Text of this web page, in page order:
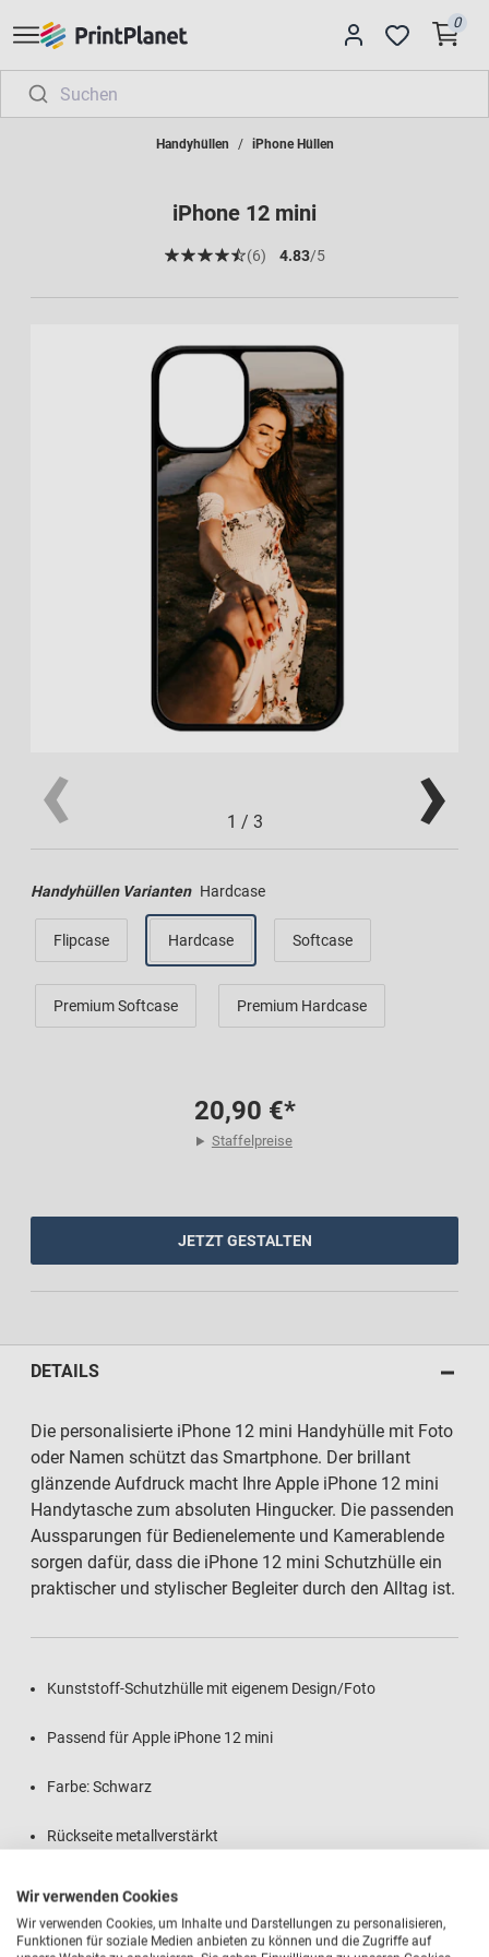
0
Handyhüllen iPhone Hüllen
iPhone 12 mini
(6) 4.83/5
1 / 3
Handyhüllen Varianten Hardcase
Flipcase Hardcase Softcase
Premium Softcase Premium Hardcase
20,90 €*
Staffelpreise
JETZT GESTALTEN
DETAILS
Die personalisierte iPhone 12 mini Handyhülle mit Foto
oder Namen schützt das Smartphone. Der brillant
glänzende Aufdruck macht Ihre Apple iPhone 12 mini
Handytasche zum absoluten Hingucker. Die passenden
Aussparungen für Bedienelemente und Kamerablende
sorgen dafür, dass die iPhone 12 mini Schutzhülle ein
praktischer und stylischer Begleiter durch den Alltag ist.
Kunststoff-Schutzhülle mit eigenem Design/Foto
Passend für Apple iPhone 12 mini
Farbe: Schwarz
Rückseite metallverstärkt
Brillant glänzende Foto-Druckqualität
Absolut kratzfester Aufdruck
Wir verwenden Cookies
Wir verwenden Cookies, um Inhalte und Darstellungen zu personalisieren,
Funktionen für soziale Medien anbieten zu können und die Zugriffe auf